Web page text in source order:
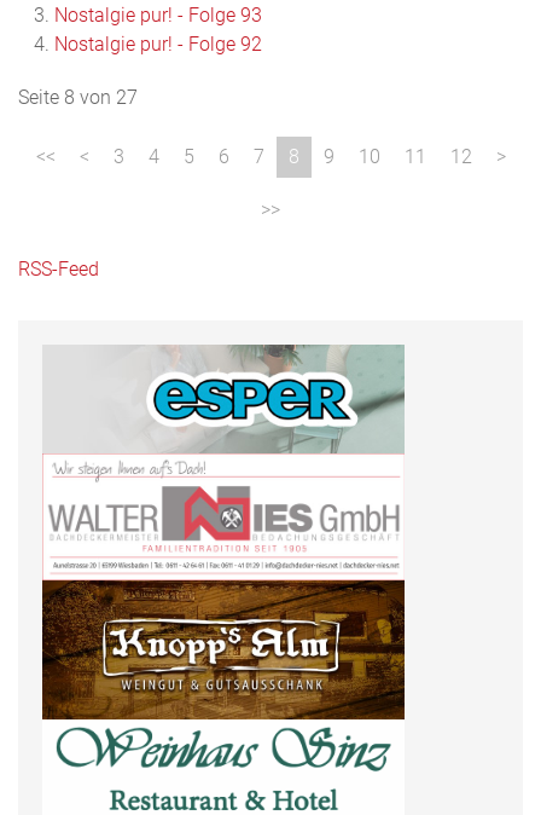
Nostalgie pur! - Folge 93
Nostalgie pur! - Folge 92
Seite 8 von 27
3 4 5 6 7 8 9 10 11 12
RSS-Feed